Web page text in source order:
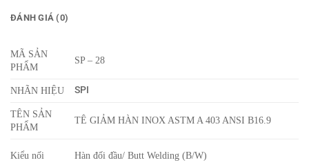
ĐÁNH GIÁ (0)
MÃ SẢN
PHẨM
SP – 28
NHÃN HIỆU SPI
TÊN SẢN
PHẨM
TÊ GIẢM HÀN INOX ASTM A 403 ANSI B16.9
Kiểu nối Hàn đối đầu/ Butt Welding (B/W)